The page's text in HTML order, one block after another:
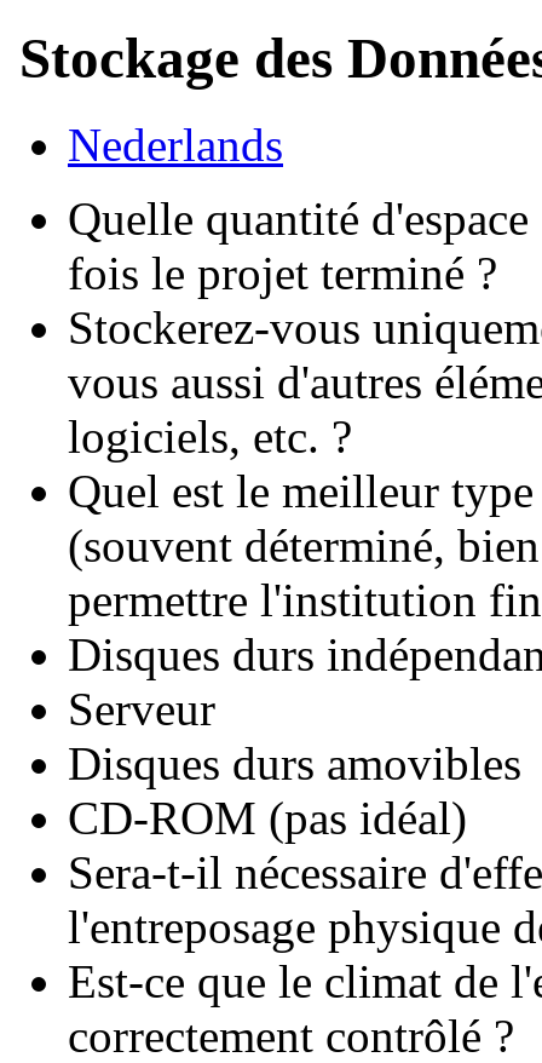
Stockage des
Nederlands
Quelle quantité d'espace
fois le projet terminé ?
Stockerez-vous
vous aussi d'autres
logiciels, etc. ?
Quel est le meilleur
(souvent déterminé,
permettre l'institution
Disques durs
Serveur
Disques durs amovibles
CD-ROM (pas idéal)
Sera-t-il nécessaire
l'entreposage physique
Est-ce que le climat de
correctement contrôlé ?